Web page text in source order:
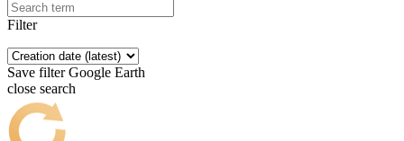
Filter
Save filter Google Earth
close search